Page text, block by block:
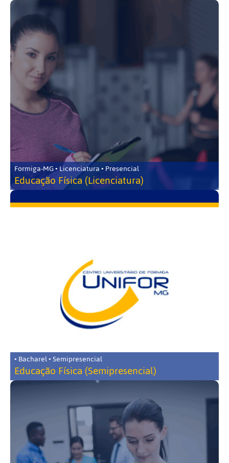
Formiga-MG • Licenciatura • Presencial
Educação Física (Licenciatura)
• Bacharel • Semipresencial
Educação Física (Semipresencial)